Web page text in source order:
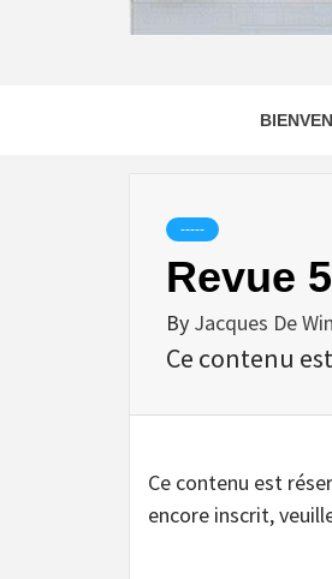
-----
Revue
By Jacques De
Ce contenu
Ce contenu est
encore inscrit,